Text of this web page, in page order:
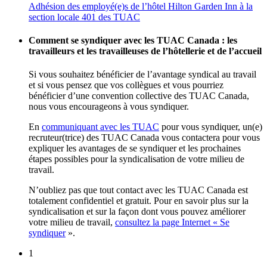
Adhésion des employé(e)s de l’hôtel Hilton Garden Inn à la
section locale 401 des TUAC
Comment se syndiquer avec les TUAC Canada : les
travailleurs et les travailleuses de l’hôtellerie et de l’accueil
Si vous souhaitez bénéficier de l’avantage syndical au travail
et si vous pensez que vos collègues et vous pourriez
bénéficier d’une convention collective des TUAC Canada,
nous vous encourageons à vous syndiquer.
En communiquant avec les TUAC pour vous syndiquer, un(e)
recruteur(trice) des TUAC Canada vous contactera pour vous
expliquer les avantages de se syndiquer et les prochaines
étapes possibles pour la syndicalisation de votre milieu de
travail.
N’oubliez pas que tout contact avec les TUAC Canada est
totalement confidentiel et gratuit. Pour en savoir plus sur la
syndicalisation et sur la façon dont vous pouvez améliorer
votre milieu de travail, consultez la page Internet « Se
syndiquer».
1